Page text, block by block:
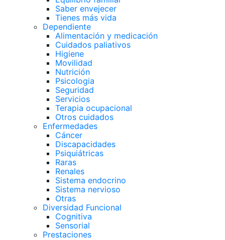
Saber envejecer
Tienes más vida
Dependiente
Alimentación y medicación
Cuidados paliativos
Higiene
Movilidad
Nutrición
Psicologia
Seguridad
Servicios
Terapia ocupacional
Otros cuidados
Enfermedades
Cáncer
Discapacidades
Psiquiátricas
Raras
Renales
Sistema endocrino
Sistema nervioso
Otras
Diversidad Funcional
Cognitiva
Sensorial
Prestaciones